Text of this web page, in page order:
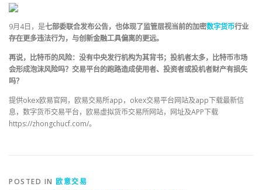
9月4日，是七部委联合发布公告，也体现了监管层视当前的加密数字货币行业
存在更多违法行为，与创新金融工具偏离的更远。
再说，比特币的风险：没有中央发行机构为其背书；投机者太多，比特币市场
会形成泡沫风险吗？交易平台的跑路造成使用者、投资者或投机者财产有损失
吗？
提供okex欧易官网，欧易交易所app，okex交易平台网站及app下载最新信
息，数字货币交易平台，欧易虚拟货币交易所网站，网址及APP下载
https://zhongchucf.com/。
POSTED IN 欧意交易